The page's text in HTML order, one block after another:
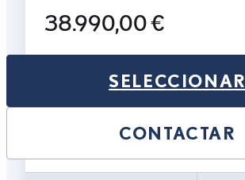
38.990,00 €
SELECCIONAR
CONTACTAR